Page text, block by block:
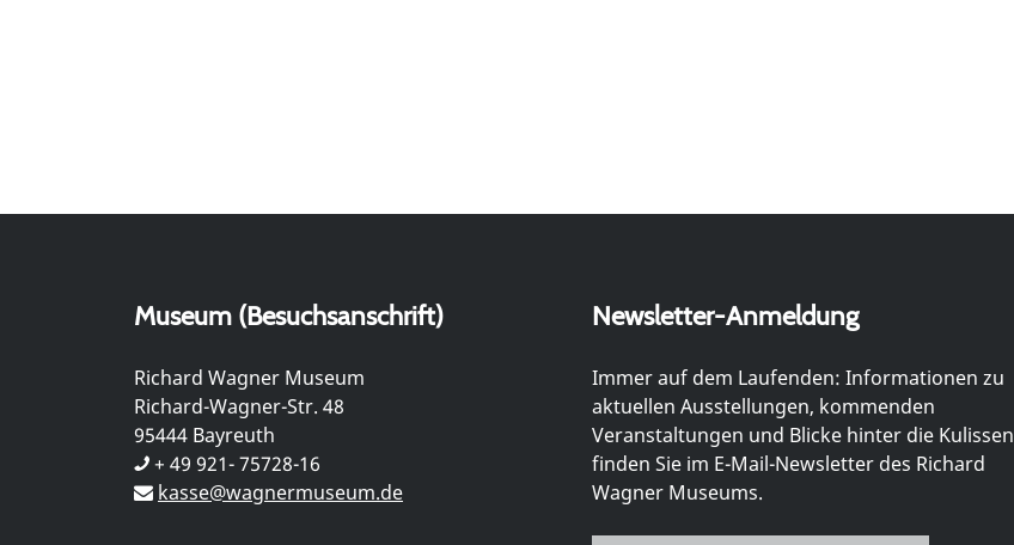
Museum (Besuchsanschrift)
Richard Wagner Museum
Richard-Wagner-Str. 48
95444 Bayreuth
+ 49 921- 75728-16
kasse@wagnermuseum.de
Newsletter-Anmeldung
Immer auf dem Laufenden: Informationen zu
aktuellen Ausstellungen, kommenden
Veranstaltungen und Blicke hinter die Kulissen
finden Sie im E-Mail-Newsletter des Richard
Wagner Museums.